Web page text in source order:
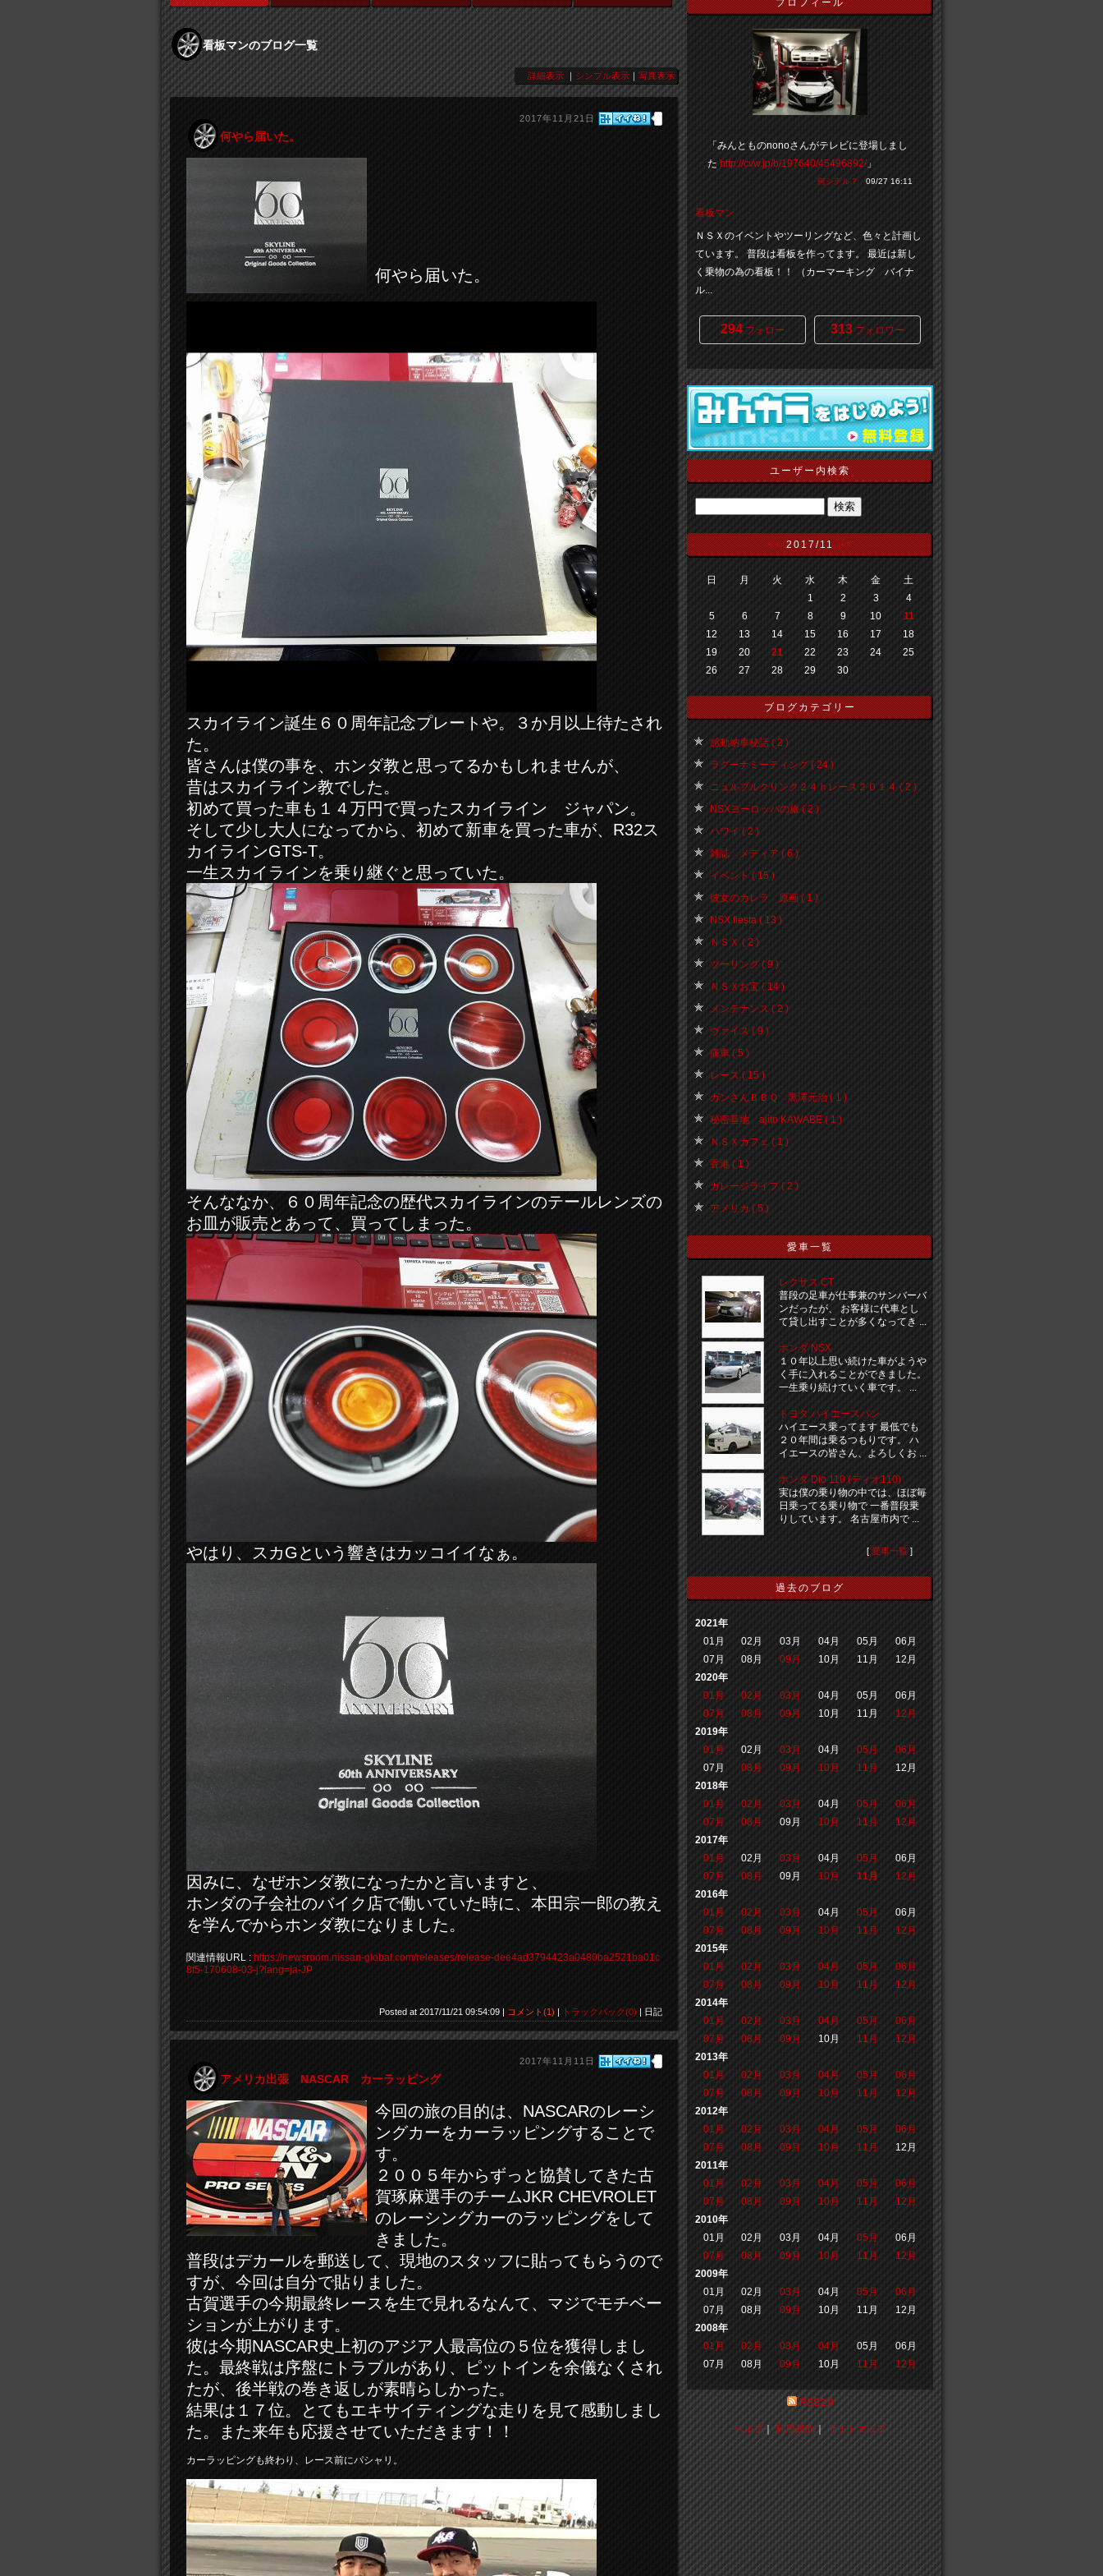
看板マンのブログ一覧
詳細表示 ｜ シンプル表示 ｜ 写真表示
2017年11月21日
何やら届いた。
何やら届いた。
スカイライン誕生６０周年記念プレートや。３か月以上待たされ
た。
皆さんは僕の事を、ホンダ教と思ってるかもしれませんが、
昔はスカイライン教でした。
初めて買った車も１４万円で買ったスカイライン ジャパン。
そして少し大人になってから、初めて新車を買った車が、R32ス
カイラインGTS-T。
一生スカイラインを乗り継ぐと思っていた。
そんななか、６０周年記念の歴代スカイラインのテールレンズの
お皿が販売とあって、買ってしまった。
やはり、スカGという響きはカッコイイなぁ。
因みに、なぜホンダ教になったかと言いますと、
ホンダの子会社のバイク店で働いていた時に、本田宗一郎の教え
を学んでからホンダ教になりました。
関連情報URL : https://newsroom.nissan-global.com/releases/release-dee4ad3794423a0480ba2521ba01c
8f5-170608-03-j?lang=ja-JP
Posted at 2017/11/21 09:54:09 | コメント(1) | トラックバック(0) | 日記
2017年11月11日
アメリカ出張 NASCAR カーラッピング
今回の旅の目的は、NASCARのレーシ
ングカーをカーラッピングすることで
す。
２００５年からずっと協賛してきた古
賀琢麻選手のチームJKR CHEVROLET
のレーシングカーのラッピングをして
きました。
普段はデカールを郵送して、現地のスタッフに貼ってもらうので
すが、今回は自分で貼りました。
古賀選手の今期最終レースを生で見れるなんて、マジでモチベー
ションが上がります。
彼は今期NASCAR史上初のアジア人最高位の５位を獲得しまし
た。最終戦は序盤にトラブルがあり、ピットインを余儀なくされ
たが、後半戦の巻き返しが素晴らしかった。
結果は１７位。とてもエキサイティングな走りを見て感動しまし
た。また来年も応援させていただきます！！
カーラッピングも終わり、レース前にパシャリ。
プロフィール
「みんとものnonoさんがテレビに登場しまし
た http://cvw.jp/b/197640/45496892/」
何シテル？ 09/27 16:11
看板マン
ＮＳＸのイベントやツーリングなど、色々と計画し
ています。 普段は看板を作ってます。 最近は新し
く乗物の為の看板！！ （カーマーキング バイナ
ル...
294 フォロー 313 フォロワー
ユーザー内検索
<<2017/11>>
日 月 火 水 木 金
土
1
2 3
4
5
6 7 8 9 10
11
12
13 14 15 16 17
18
19
20 21 22 23 24
25
26
27 28 29 30
ブログカテゴリー
感動納車秘話 ( 2 )
ラグーナミーティング ( 24 )
ニュルブルクリンク２４ｈレース２０１４ ( 2 )
NSXヨーロッパの旅 ( 2 )
ハワイ ( 2 )
雑誌 メディア ( 6 )
イベント ( 15 )
彼女のカレラ 原画 ( 1 )
NSX fiesta ( 13 )
ＮＳＸ ( 2 )
ツーリング ( 9 )
ＮＳＸお宝 ( 14 )
メンテナンス ( 2 )
ヴァイス ( 9 )
痛車 ( 5 )
レース ( 15 )
ガンさんＢＢＱ 黒澤元治 ( 1 )
秘密基地 ajito KAWABE ( 1 )
ＮＳＸカフェ ( 1 )
香港 ( 1 )
ガレージライフ ( 2 )
アメリカ ( 5 )
愛車一覧
レクサス CT
普段の足車が仕事兼のサンバーバ
ンだったが、 お客様に代車とし
て貸し出すことが多くなってき ...
ホンダ NSX
１０年以上思い続けた車がようや
く手に入れることができました。
一生乗り続けていく車です。 ...
トヨタ ハイエースバン
ハイエース乗ってます 最低でも
２０年間は乗るつもりです。 ハ
イエースの皆さん、よろしくお ...
ホンダ Dio 110 (ディオ110)
実は僕の乗り物の中では、ほぼ毎
日乗ってる乗り物で 一番普段乗
りしています。 名古屋市内で ...
[ 愛車一覧 ]
過去のブログ
2021年
01月
02月 03月 04月 05月
06月
07月
08月 09月 10月 11月
12月
2020年
01月
02月 03月 04月 05月
06月
07月
08月 09月 10月 11月
12月
2019年
01月
02月 03月 04月 05月
06月
07月
08月 09月 10月 11月
12月
2018年
01月
02月 03月 04月 05月
06月
07月
08月 09月 10月 11月
12月
2017年
01月
02月 03月 04月 05月
06月
07月
08月 09月 10月 11月
12月
2016年
01月
02月 03月 04月 05月
06月
07月
08月 09月 10月 11月
12月
2015年
01月
02月 03月 04月 05月
06月
07月
08月 09月 10月 11月
12月
2014年
01月
02月 03月 04月 05月
06月
07月
08月 09月 10月 11月
12月
2013年
01月
02月 03月 04月 05月
06月
07月
08月 09月 10月 11月
12月
2012年
01月
02月 03月 04月 05月
06月
07月
08月 09月 10月 11月
12月
2011年
01月
02月 03月 04月 05月
06月
07月
08月 09月 10月 11月
12月
2010年
01月
02月 03月 04月 05月
06月
07月
08月 09月 10月 11月
12月
2009年
01月
02月 03月 04月 05月
06月
07月
08月 09月 10月 11月
12月
2008年
01月
02月 03月 04月 05月
06月
07月
08月 09月 10月 11月 12月
RSS2.0
ヘルプ｜利用規約｜ サイトマップ